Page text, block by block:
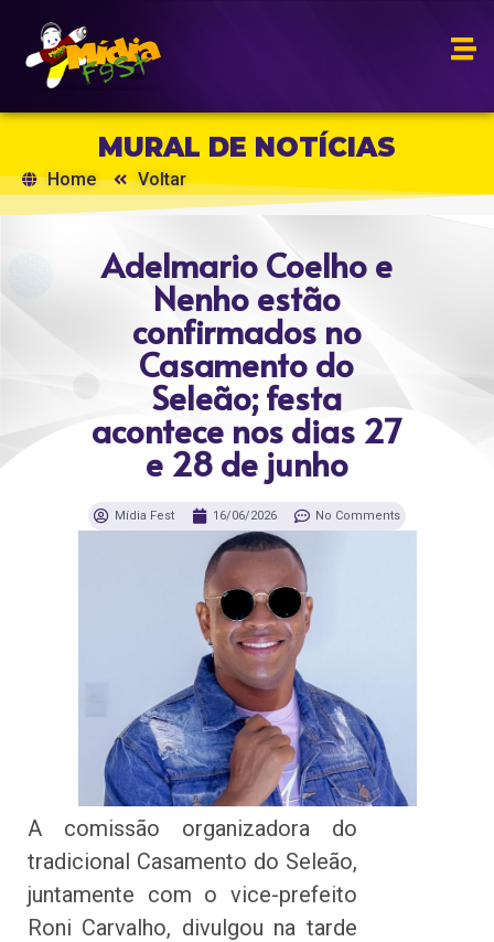
MURAL DE NOTÍCIAS
Home Voltar
Adelmario Coelho e
Nenho estão
confirmados no
Casamento do
Seleão; festa
acontece nos dias 27
e 28 de junho
Mídia Fest 16/06/2026 No Comments
A comissão organizadora do
tradicional Casamento do Seleão,
juntamente com o vice-prefeito
Roni Carvalho, divulgou na tarde